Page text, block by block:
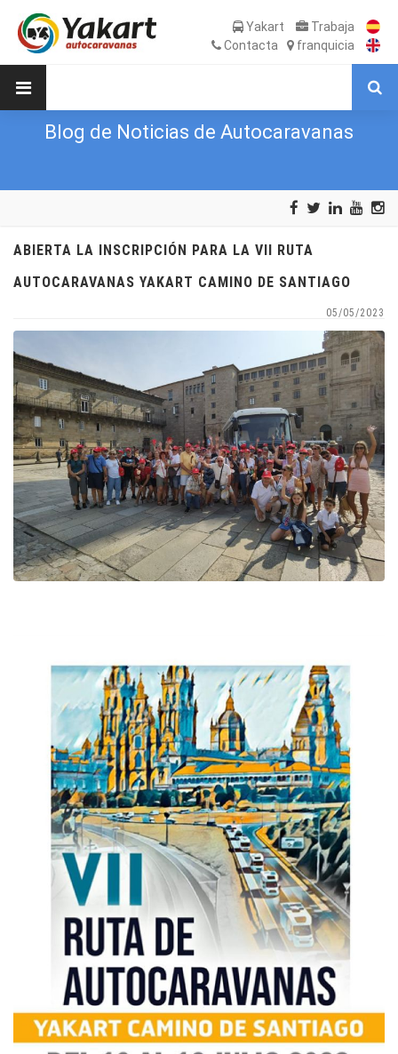
Yakart
Trabaja
Contacta
franquicia
Blog de Noticias de Autocaravanas
ABIERTA LA INSCRIPCIÓN PARA LA VII RUTA
AUTOCARAVANAS YAKART CAMINO DE SANTIAGO
05/05/2023